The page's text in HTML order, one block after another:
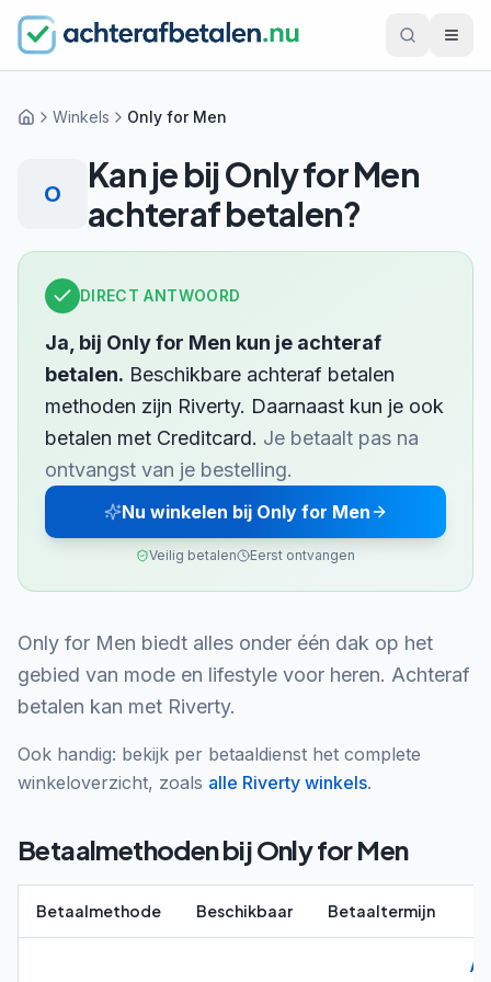
HomeWinkels Only for Men
O Kan je bijOnly for Men
achteraf betalen?
DIRECT ANTWOORD
Ja, bij Only for Men kun je achteraf
betalen. Beschikbare achteraf betalen
methoden zijn Riverty. Daarnaast kun je ook
betalen met Creditcard. Je betaalt pas na
ontvangst van je bestelling.
Nu winkelen bij Only for Men
Veilig betalen Eerst ontvangen
Only for Men biedt alles onder één dak op het
gebied van mode en lifestyle voor heren. Achteraf
betalen kan met Riverty.
Ook handig: bekijk per betaaldienst het complete
winkeloverzicht, zoals alle Riverty winkels.
Betaalmethoden bijOnly for Men
Betaalmethode Beschikbaar Betaaltermijn